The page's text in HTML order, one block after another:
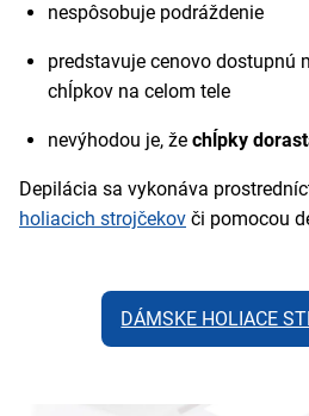
nespôsobuje podráždenie
predstavuje cenovo dostupnú
chĺpkov na celom tele
nevýhodou je, že chĺpky
Depilácia sa vykonáva
holiacich strojčekov či pomocou
DÁMSKE HOLIACE